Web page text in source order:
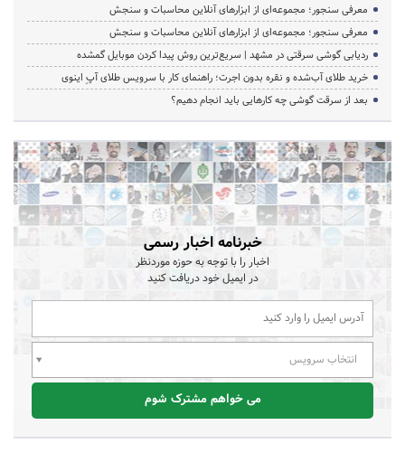
معرفی سنجور؛ مجموعه‌ای از ابزارهای آنلاین محاسبات و سنجش
معرفی سنجور؛ مجموعه‌ای از ابزارهای آنلاین محاسبات و سنجش
ردیابی گوشی سرقتی در مشهد | سریع‌ترین روش پیدا کردن موبایل گمشده
خرید طلای آب‌شده و نقره بدون اجرت؛ راهنمای کار با سرویس طلای آپِ اینوی
بعد از سرقت گوشی چه کارهایی باید انجام دهیم؟
خبرنامه اخبار رسمی
اخبار را با توجه به حوزه موردنظر
در ایمیل خود دریافت کنید
انتخاب سرویس
می خواهم مشترک شوم